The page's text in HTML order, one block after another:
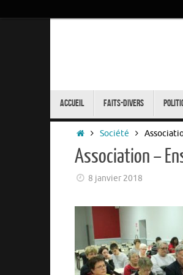
Accueil Faits-Divers
Accueil
Société
Association –
8 janvier 2018